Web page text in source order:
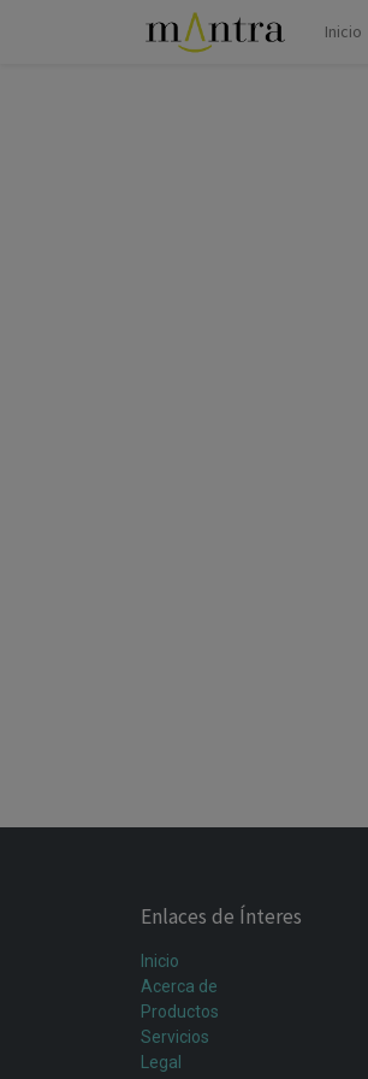
Inicio
Enlaces de Ínteres
Inicio
Acerca de
Productos
Servicios
Legal